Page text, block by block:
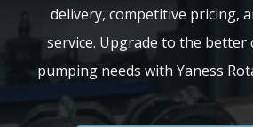
delivery, competitive pricing,
service. Upgrade to the better
pumping needs with Yaness